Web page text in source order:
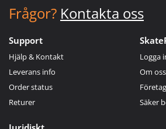
Frågor? Kontakta oss
Support
Hjälp & Kontakt
Leverans info
Order status
Returer
Logga
Om oss
Säker